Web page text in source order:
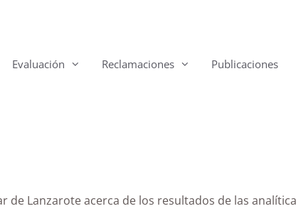
Evaluación Reclamaciones Publicaciones
de Lanzarote acerca de los resultados de las